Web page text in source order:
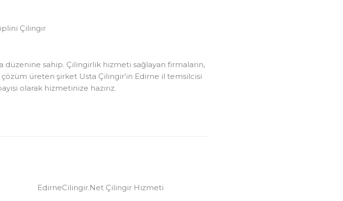
Çilingir
düzenine sahip. Çilingirlik hizmeti sağlayan firmaların,
üreten şirket Usta Çilingir’in Edirne il temsilcisi
olarak hizmetinize hazırız.
EdirneCilingir.Net Çilingir Hizmeti